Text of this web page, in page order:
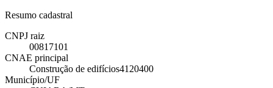
Resumo cadastral
CNPJ raiz
00817101
CNAE principal
Construção de edifícios4120400
Município/UF